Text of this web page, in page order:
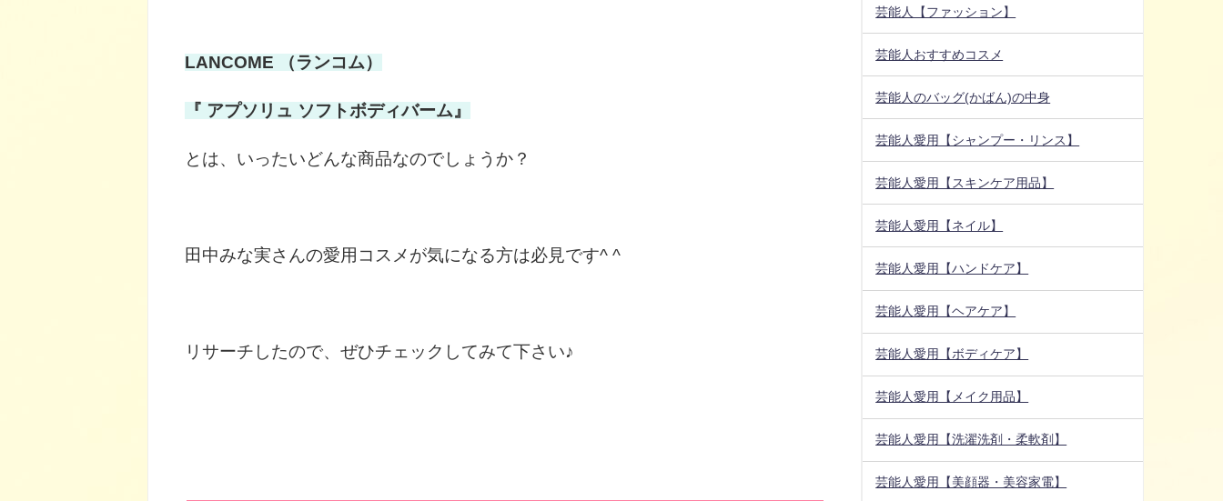
LANCOME （ランコム）
『 アプソリュ ソフトボディバーム』
とは、いったいどんな商品なのでしょうか？
田中みな実さんの愛用コスメが気になる方は必見です^ ^
リサーチしたので、ぜひチェックしてみて下さい♪
芸能人【ファッション】
芸能人おすすめコスメ
芸能人のバッグ(かばん)の中身
芸能人愛用【シャンプー・リンス】
芸能人愛用【スキンケア用品】
芸能人愛用【ネイル】
芸能人愛用【ハンドケア】
芸能人愛用【ヘアケア】
芸能人愛用【ボディケア】
芸能人愛用【メイク用品】
芸能人愛用【洗濯洗剤・柔軟剤】
芸能人愛用【美顔器・美容家電】